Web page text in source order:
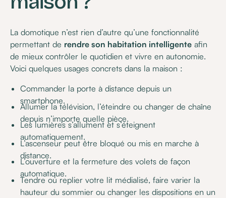
La domotique n’est rien d’autre qu’une fonctionnalité
permettant de rendre son habitation intelligente afin
de mieux contrôler le quotidien et vivre en autonomie.
Voici quelques usages concrets dans la maison :
Commander la porte à distance depuis un
smartphone.
Allumer la télévision, l’éteindre ou changer de chaîne
depuis n’importe quelle pièce.
Les lumières s’allument et s’éteignent
automatiquement.
L’ascenseur peut être bloqué ou mis en marche à
distance.
L’ouverture et la fermeture des volets de façon
automatique.
Tendre ou replier votre lit médialisé, faire varier la
hauteur du sommier ou changer les dispositions en un